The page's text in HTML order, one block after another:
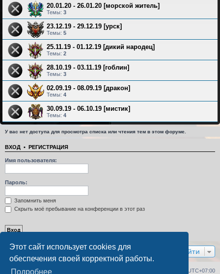
Этот сайт использует cookies для
обеспечения своей корректной работы.
Подробнее
20.01.20 - 26.01.20 [морской житель]
Темы: 3
23.12.19 - 29.12.19 [урск]
Темы: 5
25.11.19 - 01.12.19 [дикий народец]
Темы: 2
28.10.19 - 03.11.19 [гоблин]
Темы: 3
02.09.19 - 08.09.19 [дракон]
Темы: 4
30.09.19 - 06.10.19 [мистик]
Темы: 4
У вас нет доступа для просмотра списка или чтения тем в этом форуме.
ВХОД • РЕГИСТРАЦИЯ
Имя пользователя:
Пароль:
Запомнить меня
Скрыть моё пребывание на конференции в этот раз
Перейти
Список форумов UTC+07:00